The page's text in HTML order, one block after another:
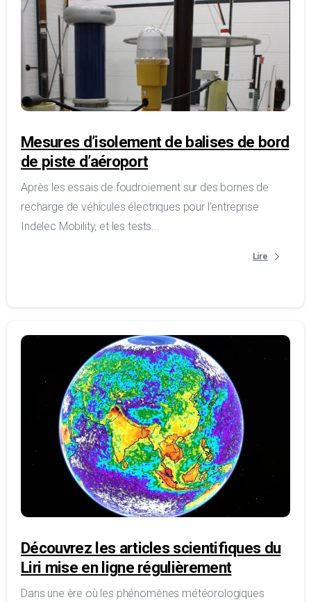
Mesures d’isolement de balises de bord
de piste d’aéroport
Après les essais de foudroiement sur des bornes de
recharge de véhicules électriques pour l’entreprise
Indelec Mobility, et les tests...
Lire
Découvrez les articles scientifiques du
Liri mise en ligne régulièrement
Dans une ère où les phénomènes météorologiques